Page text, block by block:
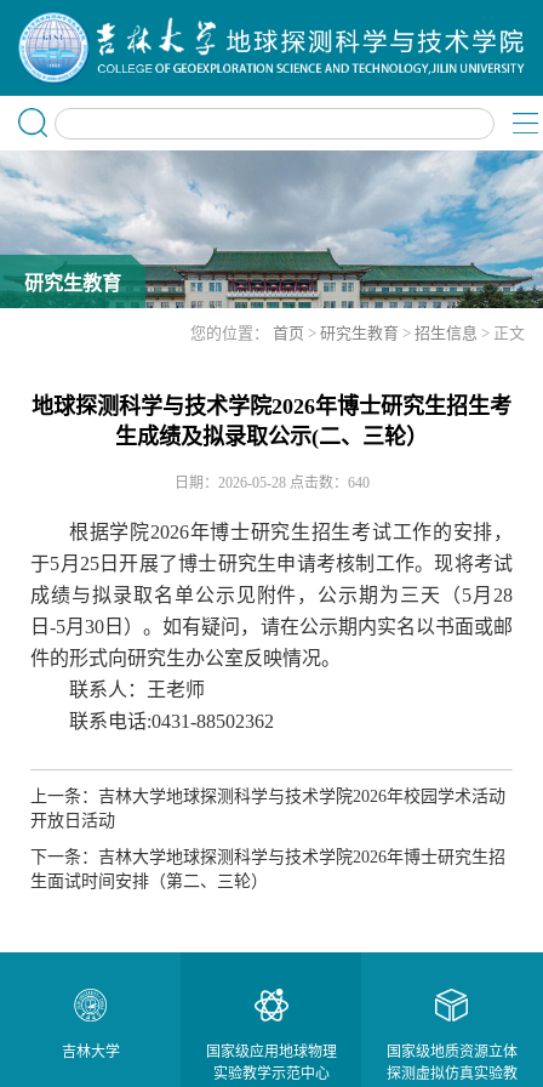
研究生教育
您的位置： 首页 > 研究生教育 > 招生信息 > 正文
地球探测科学与技术学院2026年博士研究生招生考
生成绩及拟录取公示(二、三轮）
日期：2026-05-28 点击数： 640
根据学院2026年博士研究生招生考试工作的安排，
于5月25日开展了博士研究生申请考核制工作。现将考试
成绩与拟录取名单公示见附件，公示期为三天（5月28
日-5月30日）。如有疑问，请在公示期内实名以书面或邮
件的形式向研究生办公室反映情况。
联系人：王老师
联系电话:0431-88502362
上一条：吉林大学地球探测科学与技术学院2026年校园学术活动
开放日活动
下一条：吉林大学地球探测科学与技术学院2026年博士研究生招
生面试时间安排（第二、三轮）
吉林大学
国家级应用地球物理
实验教学示范中心
国家级地质资源立体
探测虚拟仿真实验教